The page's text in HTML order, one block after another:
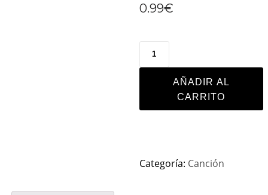
0.99€
AÑADIR AL
CARRITO
Categoría: Canción